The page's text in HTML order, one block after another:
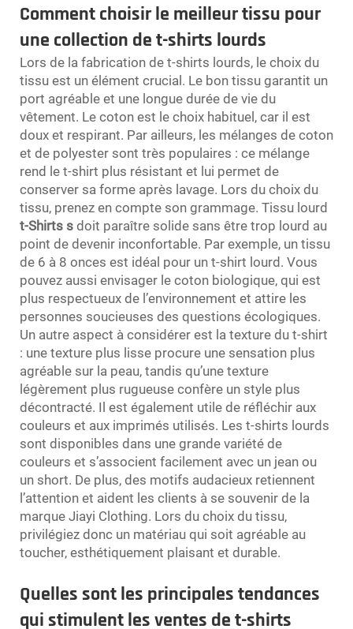
Comment choisir le meilleur tissu pour
une collection de t-shirts lourds
Lors de la fabrication de t-shirts lourds, le choix du
tissu est un élément crucial. Le bon tissu garantit un
port agréable et une longue durée de vie du
vêtement. Le coton est le choix habituel, car il est
doux et respirant. Par ailleurs, les mélanges de coton
et de polyester sont très populaires : ce mélange
rend le t-shirt plus résistant et lui permet de
conserver sa forme après lavage. Lors du choix du
tissu, prenez en compte son grammage. Tissu lourd
t-Shirts s doit paraître solide sans être trop lourd au
point de devenir inconfortable. Par exemple, un tissu
de 6 à 8 onces est idéal pour un t-shirt lourd. Vous
pouvez aussi envisager le coton biologique, qui est
plus respectueux de l’environnement et attire les
personnes soucieuses des questions écologiques.
Un autre aspect à considérer est la texture du t-shirt
: une texture plus lisse procure une sensation plus
agréable sur la peau, tandis qu’une texture
légèrement plus rugueuse confère un style plus
décontracté. Il est également utile de réfléchir aux
couleurs et aux imprimés utilisés. Les t-shirts lourds
sont disponibles dans une grande variété de
couleurs et s’associent facilement avec un jean ou
un short. De plus, des motifs audacieux retiennent
l’attention et aident les clients à se souvenir de la
marque Jiayi Clothing. Lors du choix du tissu,
privilégiez donc un matériau qui soit agréable au
toucher, esthétiquement plaisant et durable.
Quelles sont les principales tendances
qui stimulent les ventes de t-shirts